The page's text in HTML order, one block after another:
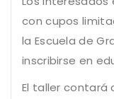
con cupos
la Escuela de
inscribirse en
El taller contará